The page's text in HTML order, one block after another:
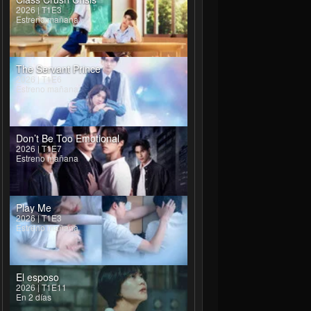
2026 | T1E3
Estreno mañana
The Servant Prince
2026 | T1E6
Estreno mañana
Don’t Be Too Emotional
2026 | T1E7
Estreno mañana
Play Me
2026 | T1E3
Estreno mañana
El esposo
2026 | T1E11
En 2 días